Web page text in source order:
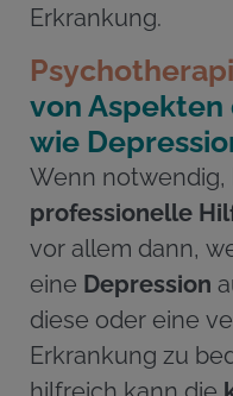
Erkrankung.
von
wie
Wenn notwendig,
professionelle
vor allem dann,
eine Depression
diese oder eine
Erkrankung zu